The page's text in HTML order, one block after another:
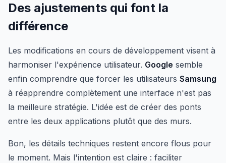
Des ajustements qui font la
différence
Les modifications en cours de développement visent à
harmoniser l'expérience utilisateur. Google semble
enfin comprendre que forcer les utilisateurs Samsung
à réapprendre complètement une interface n'est pas
la meilleure stratégie. L'idée est de créer des ponts
entre les deux applications plutôt que des murs.
Bon, les détails techniques restent encore flous pour
le moment. Mais l'intention est claire : faciliter